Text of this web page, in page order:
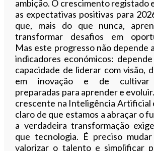
ambição. O crescimento registado
as expectativas positivas para
que, mais do que nunca,
transformar desafios em
Mas este progresso não depende
indicadores económicos:
capacidade de liderar com visão,
em inovação e de cultivar
preparadas para aprender e
crescente na Inteligência Artificial
claro de que estamos a abraçar o
a verdadeira transformação
que tecnologia. É preciso
valorizar o talento e simplificar